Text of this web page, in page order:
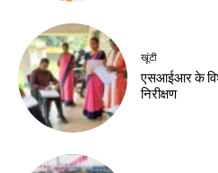
Birsa Bhumi Live
August 8, 2026